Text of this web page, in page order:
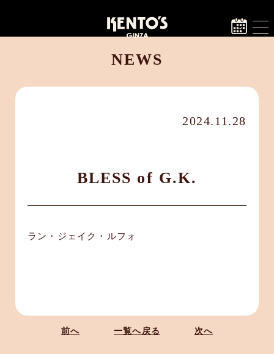
NEWS
2024.11.28
BLESS of G.K.
ラン・ジェイク・ルフォ
前へ 一覧へ戻る 次へ